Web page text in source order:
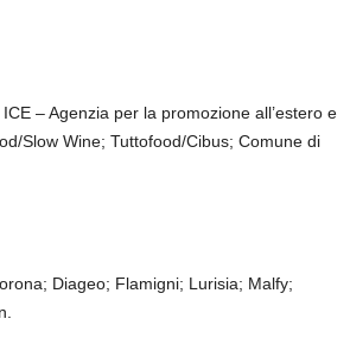
– Agenzia per la promozione all’estero e
Slow Wine; Tuttofood/Cibus; Comune di
Diageo; Flamigni; Lurisia; Malfy;